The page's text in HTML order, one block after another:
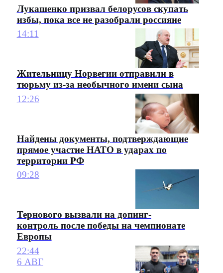
Лукашенко призвал белорусов скупать
избы, пока все не разобрали россияне
14:11
Жительницу Норвегии отправили в
тюрьму из-за необычного имени сына
12:26
Найдены документы, подтверждающие
прямое участие НАТО в ударах по
территории РФ
09:28
Тернового вызвали на допинг-
контроль после победы на чемпионате
Европы
22:44
6 АВГ